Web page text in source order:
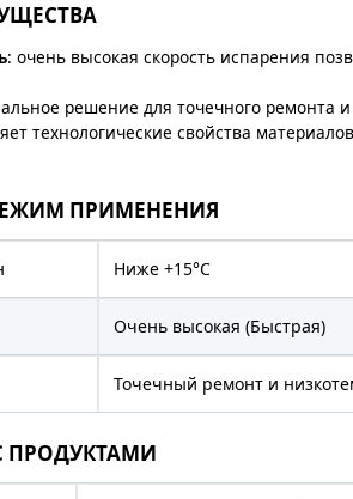
: очень высокая скорость испарения
решение для точечного ремонта
технологические свойства
ПРИМЕНЕНИЯ
Ниже +15°C
Очень высокая (Быстрая)
Точечный ремонт и
ПРОДУКТАМИ